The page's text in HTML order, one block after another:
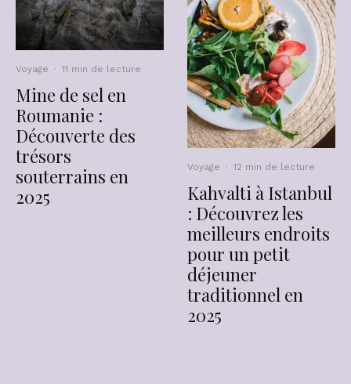
Voyage · 11 min de lecture
Mine de sel en
Roumanie :
Découverte des
trésors
souterrains en
2025
Voyage · 12 min de lecture
Kahvalti à Istanbul
: Découvrez les
meilleurs endroits
pour un petit
déjeuner
traditionnel en
2025